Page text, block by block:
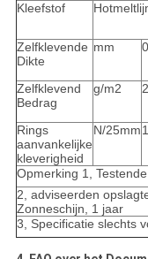
Kleefstof
Zelfklevende
Dikte
mm
Zelfklevend
Bedrag
g/m2
Rings
aanvankelijke
kleverigheid
N/25mm
Opmerking 1,
2, adviseerden
Zonneschijn, 1 jaar
3, Specificatie slechts